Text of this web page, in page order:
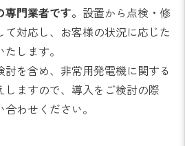
門業者です。 設置から点検・修
対応し、お客様の状況に応じた
します。
を含め、非常用発電機に関する
しますので、導入をご検討の際
わせください。